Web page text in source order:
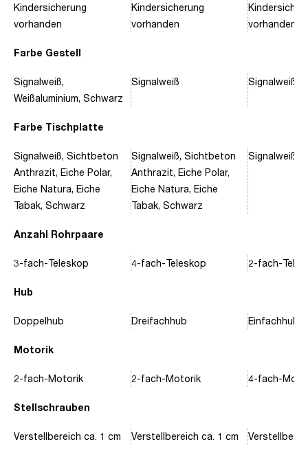
Farbe Gestell
Farbe Tischplatte
Anzahl Rohrpaare
Hub
Motorik
Stellschrauben
Kindersicherung
vorhanden
Signalweiß,
Weißaluminium, Schwarz
Signalweiß, Sichtbeton
Anthrazit, Eiche Polar,
Eiche Natura, Eiche
Tabak, Schwarz
3-fach-Teleskop
Doppelhub
2-fach-Motorik
Verstellbereich ca. 1 cm
Kindersicherung
vorhanden
Signalweiß
Signalweiß, Sichtbeton
Anthrazit, Eiche Polar,
Eiche Natura, Eiche
Tabak, Schwarz
4-fach-Teleskop
Dreifachhub
2-fach-Motorik
Verstellbereich ca. 1 cm
vorhanden
Signalweiß,
Signalweiß,
2-fach-
Einfachhub
4-fach-